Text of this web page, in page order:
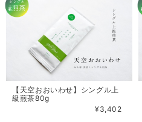
【天空おおいわせ】シングル上
級煎茶80g
¥3,402